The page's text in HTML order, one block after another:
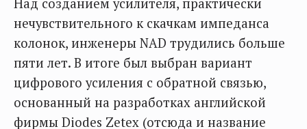
нечувствительного к скачкам импеданса
колонок, инженеры NAD трудились больше
пяти лет. В итоге был выбран вариант
цифрового усиления с обратной связью,
основанный на разработках английской
фирмы Diodes Zetex (отсюда и название